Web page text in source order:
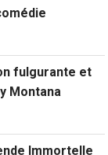
fulgurante et
Montana
Immortelle